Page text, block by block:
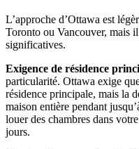
L’approche d’Ottawa est
Toronto ou Vancouver, mais
significatives.
Exigence de résidence
particularité. Ottawa exige
résidence principale, mais la
maison entière pendant
louer des chambres dans
jours.